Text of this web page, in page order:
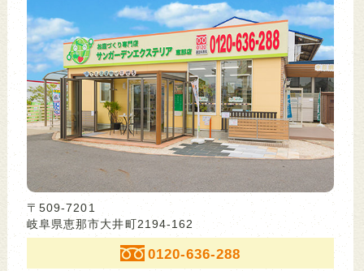
〒509-7201
岐阜県恵那市大井町2194-162
0120-636-288